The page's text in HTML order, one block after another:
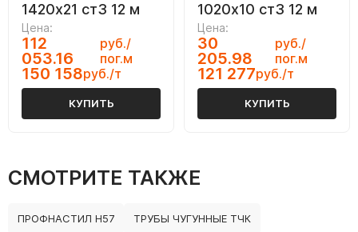
1420х21 ст3 12 м
Цена:
112
053.16
руб./
пог.м
150 158руб./т
КУПИТЬ
1020х10 ст3 12 м
Цена:
30
205.98
руб./
пог.м
121 277руб./т
КУПИТЬ
СМОТРИТЕ ТАКЖЕ
ПРОФНАСТИЛ Н57 ТРУБЫ ЧУГУННЫЕ ТЧК